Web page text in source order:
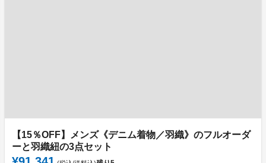
【15％OFF】メンズ《デニム着物／羽織》のフルオーダ
ーと羽織紐の3点セット